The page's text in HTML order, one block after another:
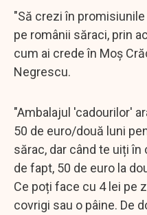
"Să crezi în
pe românii săraci, prin
cum ai crede în Moș
Negrescu.
"Ambalajul 'cadourilor'
50 de euro/două luni
sărac, dar când te uiți
de fapt, 50 de euro la
Ce poți face cu 4 lei pe
covrigi sau o pâine. De